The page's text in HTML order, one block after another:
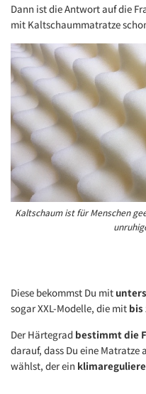
Dann ist die Antwort auf die
mit Kaltschaummatratze
Kaltschaum ist für Menschen
Diese bekommst Du mit
sogar XXL-Modelle, die mit bis
Der Härtegrad bestimmt die
darauf, dass Du eine
wählst, der ein